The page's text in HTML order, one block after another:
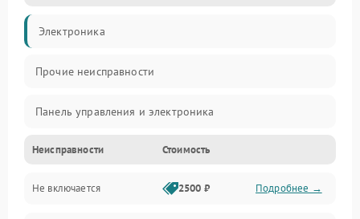
Электроника
Прочие неисправности
Панель управления и электроника
Дверца и корпус
Механика и внутренние элементы
Неисправности Стоимость
Не включается 2500 ₽ Подробнее →